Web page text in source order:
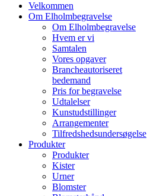
Velkommen
Om Elholmbegravelse
Om Elholmbegravelse
Hvem er vi
Samtalen
Vores opgaver
Brancheautoriseret
bedemand
Pris for begravelse
Udtalelser
Kunstudstillinger
Arrangementer
Tilfredshedsundersøgelse
Produkter
Produkter
Kister
Urner
Blomster